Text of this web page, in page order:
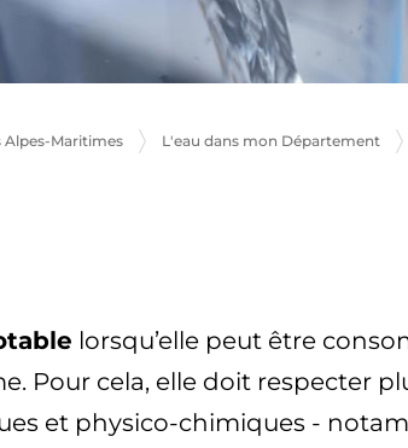
Alpes-Maritimes L'eau dans mon Département
lorsqu’elle peut être
Pour cela, elle doit respecter
et physico-chimiques -